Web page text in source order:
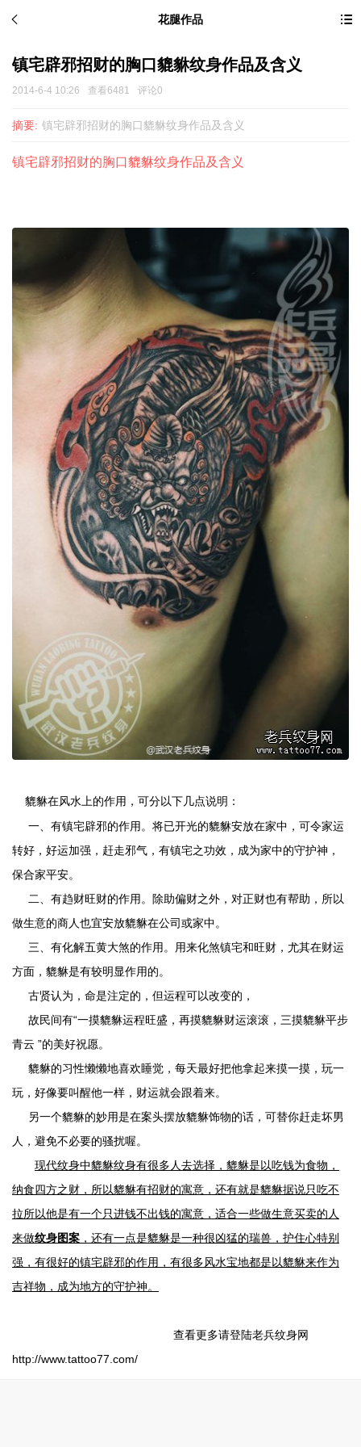
花腿作品
镇宅辟邪招财的胸口貔貅纹身作品及含义
2014-6-4 10:26 查看6481 评论0
摘要: 镇宅辟邪招财的胸口貔貅纹身作品及含义
镇宅辟邪招财的胸口貔貅纹身作品及含义
貔貅在风水上的作用，可分以下几点说明：
一、有镇宅辟邪的作用。将已开光的貔貅安放在家中，可令家运
转好，好运加强，赶走邪气，有镇宅之功效，成为家中的守护神，
保合家平安。
二、有趋财旺财的作用。除助偏财之外，对正财也有帮助，所以
做生意的商人也宜安放貔貅在公司或家中。
三、有化解五黄大煞的作用。用来化煞镇宅和旺财，尤其在财运
方面，貔貅是有较明显作用的。
古贤认为，命是注定的，但运程可以改变的，
故民间有“一摸貔貅运程旺盛，再摸貔貅财运滚滚，三摸貔貅平步
青云 ”的美好祝愿。
貔貅的习性懒懒地喜欢睡觉，每天最好把他拿起来摸一摸，玩一
玩，好像要叫醒他一样，财运就会跟着来。
另一个貔貅的妙用是在案头摆放貔貅饰物的话，可替你赶走坏男
人，避免不必要的骚扰喔。
现代纹身中貔貅纹身有很多人去选择，貔貅是以吃钱为食物，
纳食四方之财，所以貔貅有招财的寓意，还有就是貔貅据说只吃不
拉所以他是有一个只进钱不出钱的寓意，适合一些做生意买卖的人
来做纹身图案 ，还有一点是貔貅是一种很凶猛的瑞兽，护住心特别
强，有很好的镇宅辟邪的作用，有很多风水宝地都是以貔貅来作为
吉祥物，成为地方的守护神。
查看更多请登陆老兵纹身网
http://www.tattoo77.com/